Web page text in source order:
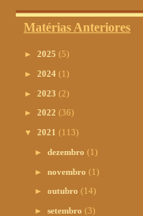
Matérias Anteriores
► 2025 (5)
► 2024 (1)
► 2023 (2)
► 2022 (36)
▼ 2021 (113)
►dezembro(1)
►novembro(1)
►outubro(14)
►setembro(3)